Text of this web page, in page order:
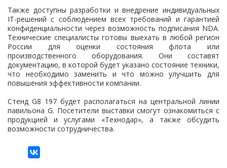
Также доступны разработки и внедрение индивидуальных
IT-решений с соблюдением всех требований и гарантией
конфиденциальности через возможность подписания NDA.
Технические специалисты готовы выехать в любой регион
России для оценки состояния флота или
производственного оборудования. Они составят
документацию, в которой будет указано состояние техники,
что необходимо заменить и что можно улучшить для
повышения эффективности компании.
Стенд G8 197 будет располагаться на центральной линии
павильона G. Посетители выставки смогут ознакомиться с
продукцией и услугами «Технодар», а также обсудить
возможности сотрудничества.